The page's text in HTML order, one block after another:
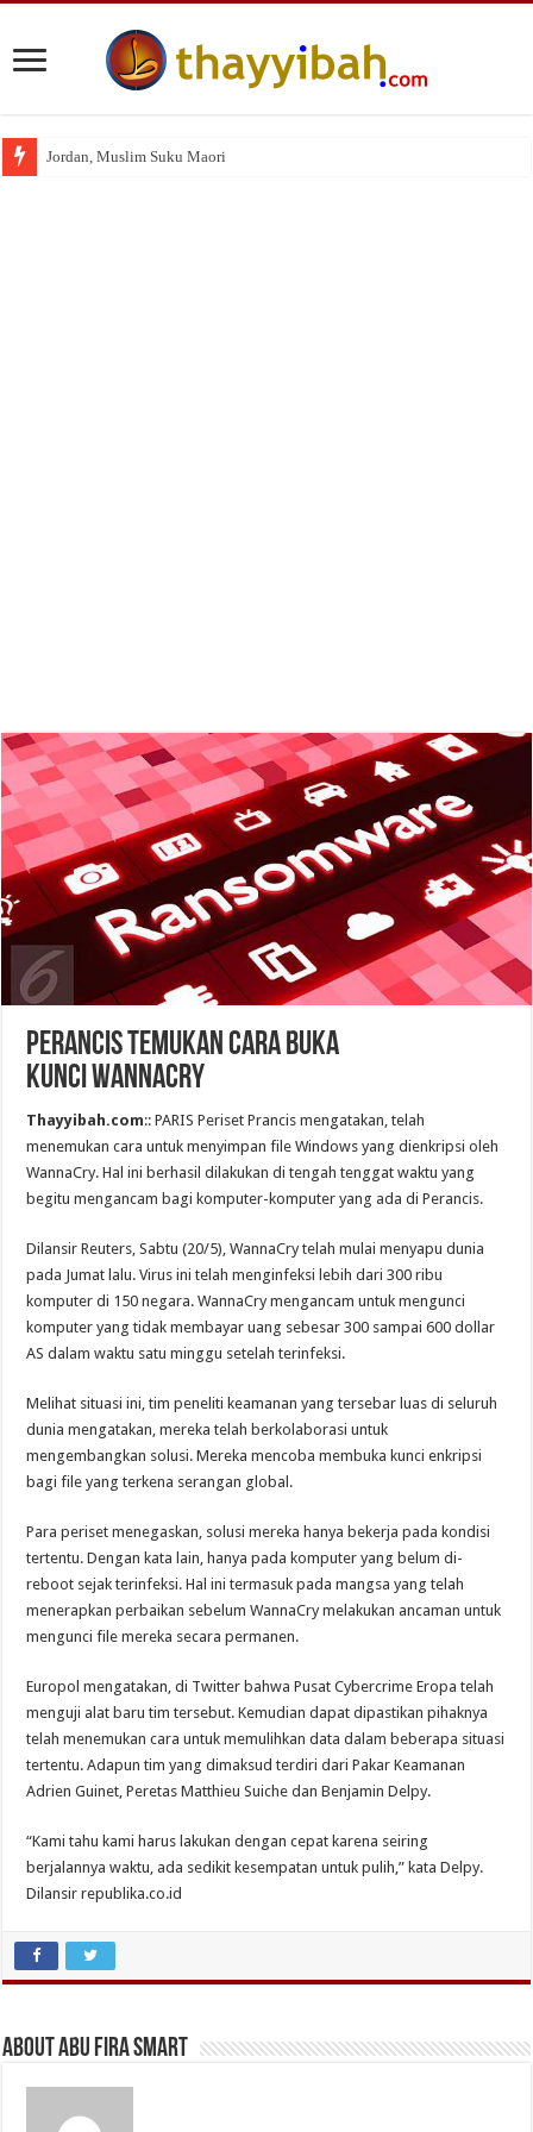
Jordan, Muslim Suku Maori
Perancis Temukan Cara Buka
Kunci WannaCry
Thayyibah.com:: PARIS Periset Prancis mengatakan, telah
menemukan cara untuk menyimpan file Windows yang dienkripsi oleh
WannaCry. Hal ini berhasil dilakukan di tengah tenggat waktu yang
begitu mengancam bagi komputer-komputer yang ada di Perancis.
Dilansir Reuters, Sabtu (20/5), WannaCry telah mulai menyapu dunia
pada Jumat lalu. Virus ini telah menginfeksi lebih dari 300 ribu
komputer di 150 negara. WannaCry mengancam untuk mengunci
komputer yang tidak membayar uang sebesar 300 sampai 600 dollar
AS dalam waktu satu minggu setelah terinfeksi.
Melihat situasi ini, tim peneliti keamanan yang tersebar luas di seluruh
dunia mengatakan, mereka telah berkolaborasi untuk
mengembangkan solusi. Mereka mencoba membuka kunci enkripsi
bagi file yang terkena serangan global.
Para periset menegaskan, solusi mereka hanya bekerja pada kondisi
tertentu. Dengan kata lain, hanya pada komputer yang belum di-
reboot sejak terinfeksi. Hal ini termasuk pada mangsa yang telah
menerapkan perbaikan sebelum WannaCry melakukan ancaman untuk
mengunci file mereka secara permanen.
Europol mengatakan, di Twitter bahwa Pusat Cybercrime Eropa telah
menguji alat baru tim tersebut. Kemudian dapat dipastikan pihaknya
telah menemukan cara untuk memulihkan data dalam beberapa situasi
tertentu. Adapun tim yang dimaksud terdiri dari Pakar Keamanan
Adrien Guinet, Peretas Matthieu Suiche dan Benjamin Delpy.
“Kami tahu kami harus lakukan dengan cepat karena seiring
berjalannya waktu, ada sedikit kesempatan untuk pulih,” kata Delpy.
Dilansir republika.co.id
About Abu Fira Smart